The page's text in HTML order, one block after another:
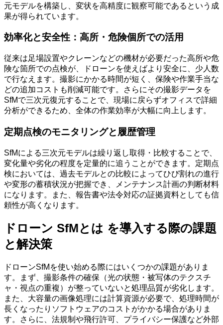
元モデルを構築し、変状を高精度に観察可能であるという成
果が得られています。
効率化と安全性：高所・危険個所での活用
従来は足場設置やクレーンなどの機材が必要だった高所や危
険な箇所での点検が、ドローンを使えばより安全に、少人数
で行なえます。撮影にかかる時間が短く、保険や作業手当な
どの追加コストも削減可能です。さらにその撮影データを
SfMで三次元復元することで、現場に戻らずオフィスで詳細
分析ができるため、全体の作業効率が大幅に向上します。
定期点検のモニタリングと履歴管理
SfMによる三次元モデルは繰り返し取得・比較することで、
変化量や劣化の程度を定量的に追うことができます。定期点
検においては、過去モデルとの比較によってひび割れの進行
や変形の蓄積状況が把握でき、メンテナンス計画の判断材料
になります。また、報告書や法令対応の証拠資料としても信
頼性が高くなります。
ドローン SfMとは を導入する際の課題
と解決策
ドローンSfMを使い始める際にはいくつかの課題がありま
す。まず、撮影条件の確保（光の状態・被写体のテクスチ
ャ・視点の重複）が整っていないと処理品質が劣化します。
また、大容量の画像処理には計算資源が必要で、処理時間が
長くなったりソフトウェアのコストがかかる場合がありま
す。さらに、法規制や飛行許可、プライバシー保護など外部